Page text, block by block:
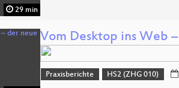
29 min
Vom Desktop ins Web
Praxisberichte HS2 (ZHG 010)